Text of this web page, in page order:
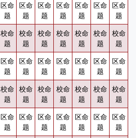
区命
题
区命
题
区命
题
区命
题
区命
题
区命
题
区命
题
校命
题
校命
题
校命
题
校命
题
校命
题
校命
题
校命
题
区命
题
区命
题
区命
题
区命
题
区命
题
区命
题
区命
题
校命
题
校命
题
校命
题
校命
题
校命
题
校命
题
校命
题
区命
题
区命
题
区命
题
区命
题
区命
题
区命
题
区命
题